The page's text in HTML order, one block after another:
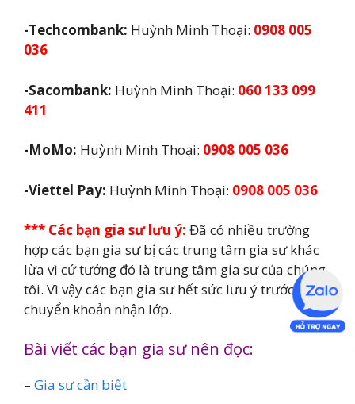
-Techcombank: Huỳnh Minh Thoại: 0908 005
036
-Sacombank: Huỳnh Minh Thoại: 060 133 099
411
-MoMo: Huỳnh Minh Thoại: 0908 005 036
-Viettel Pay: Huỳnh Minh Thoại: 0908 005 036
*** Các bạn gia sư lưu ý: Đã có nhiều trường
hợp các bạn gia sư bị các trung tâm gia sư khác
lừa vì cứ tưởng đó là trung tâm gia sư của chúng
tôi. Vì vậy các bạn gia sư hết sức lưu ý trước khi
chuyển khoản nhận lớp.
Bài viết các bạn gia sư nên đọc:
– Gia sư cần biết